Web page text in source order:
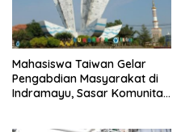
Mahasiswa Taiwan Gelar
Pengabdian Masyarakat di
Indramayu, Sasar Komunitas